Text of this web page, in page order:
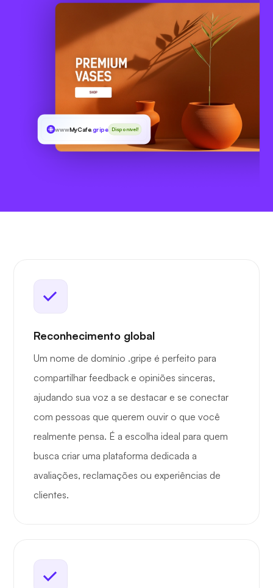
wwwMyCafe.gripe Disponível!
Reconhecimento global
Um nome de domínio .gripe é perfeito para
compartilhar feedback e opiniões sinceras,
ajudando sua voz a se destacar e se conectar
com pessoas que querem ouvir o que você
realmente pensa. É a escolha ideal para quem
busca criar uma plataforma dedicada a
avaliações, reclamações ou experiências de
clientes.